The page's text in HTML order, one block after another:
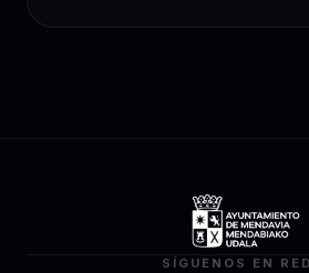
SÍGUENOS EN